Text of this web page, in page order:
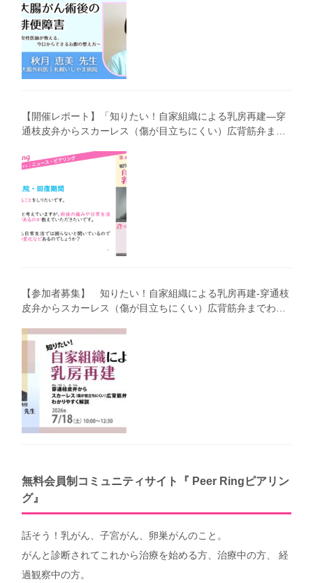
【開催レポート】「知りたい！自家組織による乳房再建―穿
通枝皮弁からスカーレス（傷が目立ちにくい）広背筋弁まで
【参加者募集】 知りたい！自家組織による乳房再建-穿通枝
皮弁からスカーレス（傷が目立ちにくい）広背筋弁までわか
無料会員制コミュニティサイト『 Peer Ringピアリン
グ』
話そう！乳がん、子宮がん、卵巣がんのこと。
がんと診断されてこれから治療を始める方、治療中の方、 経
過観察中の方。